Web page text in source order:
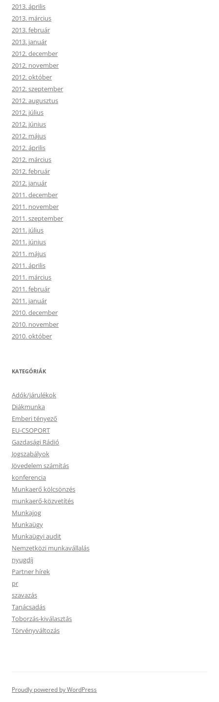
2013. április
2013. március
2013. február
2013. január
2012. december
2012. november
2012. október
2012. szeptember
2012. augusztus
2012. július
2012. június
2012. május
2012. április
2012. március
2012. február
2012. január
2011. december
2011. november
2011. szeptember
2011. július
2011. június
2011. május
2011. április
2011. március
2011. február
2011. január
2010. december
2010. november
2010. október
KATEGÓRIÁK
Adók/járulékok
Diákmunka
Emberi tényező
EU-CSOPORT
Gazdasági Rádió
Jogszabályok
Jövedelem számítás
konferencia
Munkaerő kölcsönzés
munkaerő-közvetítés
Munkajog
Munkaügy
Munkaügyi audit
Nemzetközi munkavállalás
nyugdíj
Partner hírek
pr
szavazás
Tanácsadás
Toborzás-kiválasztás
Törvényváltozás
Proudly powered by WordPress